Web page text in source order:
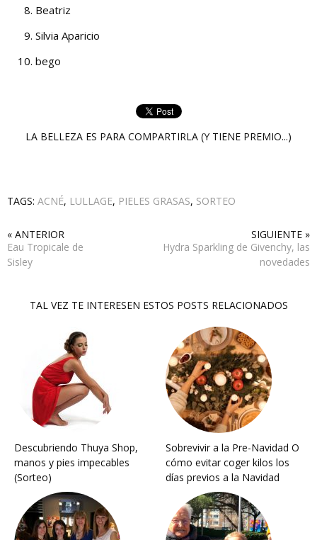
Beatriz
Silvia Aparicio
bego
LA BELLEZA ES PARA COMPARTIRLA (Y TIENE PREMIO...)
TAGS: ACNÉ, LULLAGE, PIELES GRASAS, SORTEO
« ANTERIOR
Eau Tropicale de
Sisley
SIGUIENTE »
Hydra Sparkling de Givenchy, las
novedades
TAL VEZ TE INTERESEN ESTOS POSTS RELACIONADOS
Descubriendo Thuya Shop,
manos y pies impecables
(Sorteo)
Sobrevivir a la Pre-Navidad O
cómo evitar coger kilos los
días previos a la Navidad